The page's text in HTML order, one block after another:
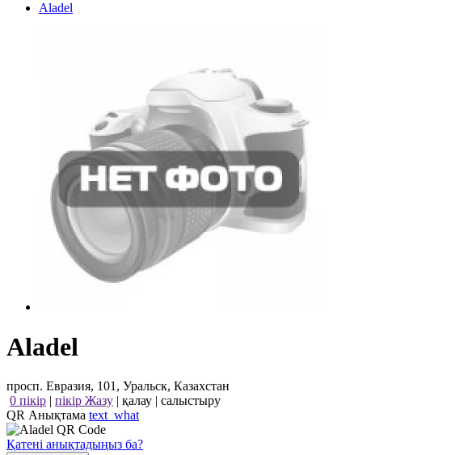
Aladel
Aladel
просп. Евразия, 101, Уральск, Казахстан
0 пікір | пікір Жазу | қалау | салыстыру
QR Анықтама text_what
Қатені анықтадыңыз ба?